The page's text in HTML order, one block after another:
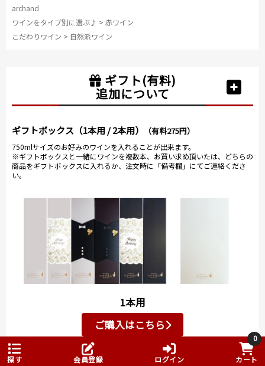
ルタン」。 優しい酸味と溶け込んだタンニンが柔らか
く、今飲んでも美味しいラトリシエールらしい仕上が
この地下セラーで最後のワイン「ボンヌマール」。 フ
ローラル＆フルーティー、華やかな香りと甘いフルー
ツの香りと味わい。 濃すぎず品のあるバランスが素晴
とにかく当店でも手に入らなかった希少なグランクリ
ュ（グランクリュは100％新樽使用だそうです）など沢
山試飲させていただきました。
て販売分がなくなっているのでは？？と思うほど気前
ャン氏のトークが
マルシャン氏は、
これまでの経験を
生かしビオディナ
ミを行う醸造家。
archand
ワインをタイプ別に選ぶ♪ > 赤ワイン
こだわりワイン > 自然派ワイン
ギフト(有料)
追加について
ギフトボックス（1本用 / 2本用） （有料275円）
750mlサイズのお好みのワインを入れることが出来ます。
※ギフトボックスと一緒にワインを複数本、お買い求め頂いたは、どちらの
商品をギフトボックスに入れるか、注文時に「備考欄」にてご連絡くださ
い。
1本用
ご購入はこちら
探す 会員登録 ログイン
0
カート